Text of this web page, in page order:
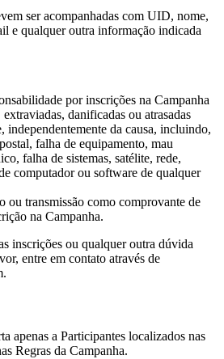
ser acompanhadas com UID, nome,
e qualquer outra informação indicada
por inscrições na Campanha
danificadas ou atrasadas
independentemente da causa, incluindo,
falha de equipamento, mau
falha de sistemas, satélite, rede,
computador ou software de qualquer
ou transmissão como comprovante de
na Campanha.
inscrições ou qualquer outra dúvida
entre em contato através de
apenas a Participantes localizados nas
Regras da Campanha.